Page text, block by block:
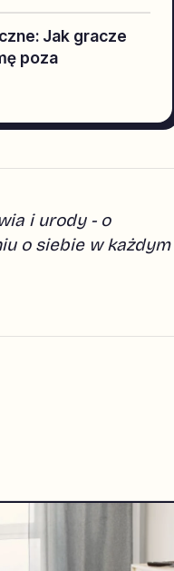
Jak gracze
poza
i urody - o
o siebie w każdym